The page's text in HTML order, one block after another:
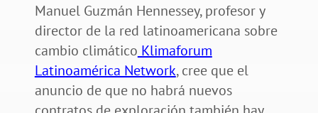
Manuel Guzmán Hennessey, profesor y
director de la red latinoamericana sobre
cambio climático Klimaforum
Latinoamérica Network, cree que el
anuncio de que no habrá nuevos